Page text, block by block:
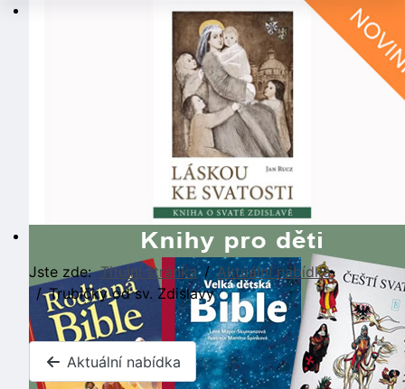
Jste zde:Titulní stránka
Aktuální nabídka
Trubičky od sv. Zdislavy
Aktuální nabídka